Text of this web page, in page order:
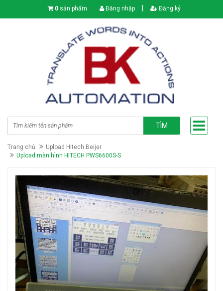
0 sản phẩm Đăng nhập Đăng ký
TÌM
Trang chủ
Upload Hitech Beijer
Upload màn hình HITECH PWS6600S-S